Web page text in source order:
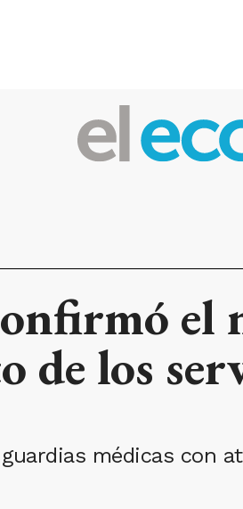
el
de los
médicas con